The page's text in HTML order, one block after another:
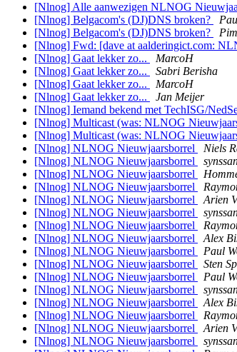
[Nlnog] Alle aanwezigen NLNOG
[Nlnog] Belgacom's (DJ)DNS broken?
[Nlnog] Belgacom's (DJ)DNS broken?
[Nlnog] Fwd: [dave at aalderingict.com:
[Nlnog] Gaat lekker zo...
MarcoH
[Nlnog] Gaat lekker zo...
Sabri Berisha
[Nlnog] Gaat lekker zo...
MarcoH
[Nlnog] Gaat lekker zo...
Jan Meijer
[Nlnog] Iemand bekend met TechISG/
[Nlnog] Multicast (was: NLNOG
[Nlnog] Multicast (was: NLNOG
[Nlnog] NLNOG Nieuwjaarsborrel
Niels
[Nlnog] NLNOG Nieuwjaarsborrel
[Nlnog] NLNOG Nieuwjaarsborrel
[Nlnog] NLNOG Nieuwjaarsborrel
[Nlnog] NLNOG Nieuwjaarsborrel
Arien
[Nlnog] NLNOG Nieuwjaarsborrel
[Nlnog] NLNOG Nieuwjaarsborrel
[Nlnog] NLNOG Nieuwjaarsborrel
Alex
[Nlnog] NLNOG Nieuwjaarsborrel
Paul
[Nlnog] NLNOG Nieuwjaarsborrel
Sten
[Nlnog] NLNOG Nieuwjaarsborrel
Paul
[Nlnog] NLNOG Nieuwjaarsborrel
[Nlnog] NLNOG Nieuwjaarsborrel
Alex
[Nlnog] NLNOG Nieuwjaarsborrel
[Nlnog] NLNOG Nieuwjaarsborrel
Arien
[Nlnog] NLNOG Nieuwjaarsborrel